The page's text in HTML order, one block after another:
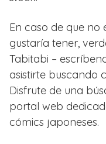
En caso de que no
gustaría tener,
Tabitabi –
asistirte buscando
Disfrute de una
portal web
cómics japoneses.